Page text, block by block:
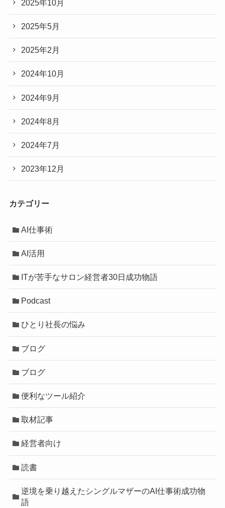
2025年10月
2025年5月
2025年2月
2024年10月
2024年9月
2024年8月
2024年7月
2023年12月
カテゴリー
AI仕事術
AI活用
ITが苦手なサロン経営者30日成功物語
Podcast
ひとり社長の悩み
ブログ
ブログ
便利なツール紹介
取材記事
経営者向け
読書
逆境を乗り越えたシングルマザーのAI仕事術成功物
語